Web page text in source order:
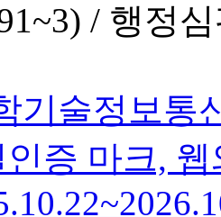
/ 행정심